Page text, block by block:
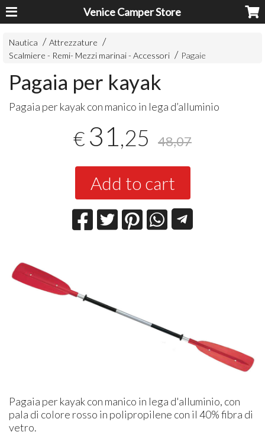
Venice Camper Store
Nautica
Attrezzature
Scalmiere - Remi- Mezzi marinai - Accessori
Pagaie
Pagaia per kayak
Pagaia per kayak con manico in lega d’alluminio
€ 31 ,25 48,07
Add to cart
Pagaia per kayak con manico in lega d'alluminio, con
pala di colore rosso in polipropilene con il 40% fibra di
vetro.